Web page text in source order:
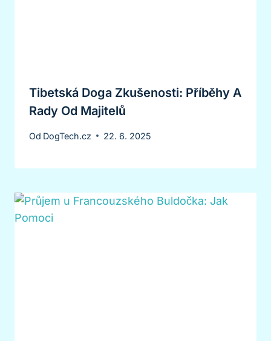
Tibetská Doga Zkušenosti: Příběhy A
Rady Od Majitelů
Od DogTech.cz 22. 6. 2025